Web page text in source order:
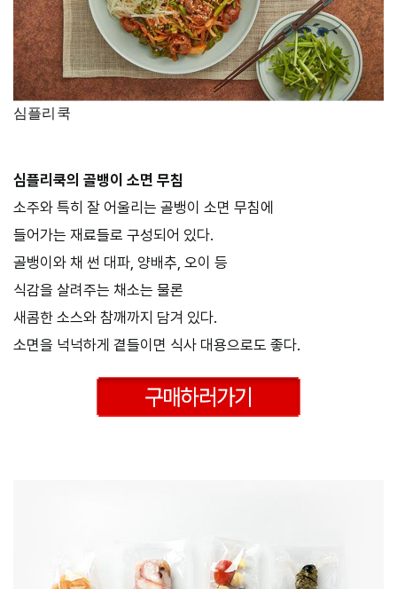
심플리쿡
심플리쿡의 골뱅이 소면 무침
소주와 특히 잘 어울리는 골뱅이 소면 무침에
들어가는 재료들로 구성되어 있다.
골뱅이와 채 썬 대파, 양배추, 오이 등
식감을 살려주는 채소는 물론
새콤한 소스와 참깨까지 담겨 있다.
소면을 넉넉하게 곁들이면 식사 대용으로도 좋다.